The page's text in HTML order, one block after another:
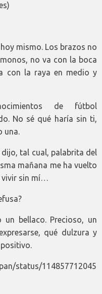
mismo. Los brazos no
no va con la boca
con la raya en medio y
de fútbol
No sé qué haría sin ti,
una.
dijo, tal cual, palabrita del
mañana me ha vuelto
vivir sin mí…
bellaco. Precioso, un
qué dulzura y
status/114857712045